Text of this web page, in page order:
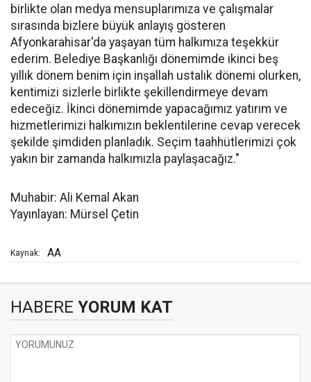
birlikte olan medya mensuplarımıza ve çalışmalar
sırasında bizlere büyük anlayış gösteren
Afyonkarahisar'da yaşayan tüm halkımıza teşekkür
ederim. Belediye Başkanlığı dönemimde ikinci beş
yıllık dönem benim için inşallah ustalık dönemi olurken,
kentimizi sizlerle birlikte şekillendirmeye devam
edeceğiz. İkinci dönemimde yapacağımız yatırım ve
hizmetlerimizi halkımızın beklentilerine cevap verecek
şekilde şimdiden planladık. Seçim taahhütlerimizi çok
yakın bir zamanda halkımızla paylaşacağız."
Muhabir: Ali Kemal Akan
Yayınlayan: Mürsel Çetin
Kaynak: AA
HABERE YORUM KAT